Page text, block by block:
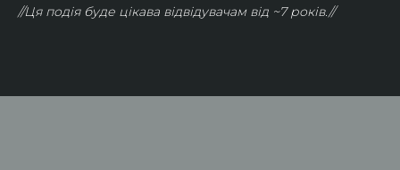
//Ця подія буде цікава відвідувачам від ~7 років.//